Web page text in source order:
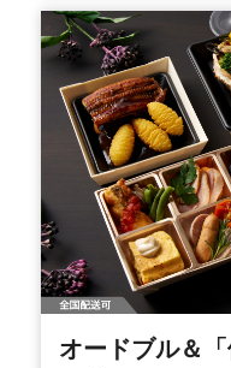
た。歓送迎会、謝恩
懇親会等でご利用くだ
竹素材やバイオマス
みの削減に努めてい
様あり。)【召し上が
ン仕立て～」は電子
ますとより美味しく
オードブル＆